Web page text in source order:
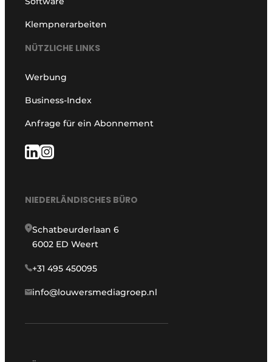
Klempnerarbeiten
NÜTZLICHE LINKS
Werbung
Business-Index
Anfrage für ein Abonnement
NIEDERLÄNDISCHES BÜRO
Schatbeurderlaan 6
6002 ED Weert
+31 495 450095
info@louwersmediagroep.nl